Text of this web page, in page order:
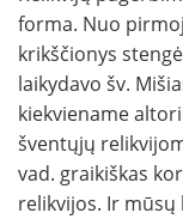
forma. Nuo
krikščionys
laikydavo šv.
kiekviename
šventųjų
vad. graikiškas
relikvijos. Ir